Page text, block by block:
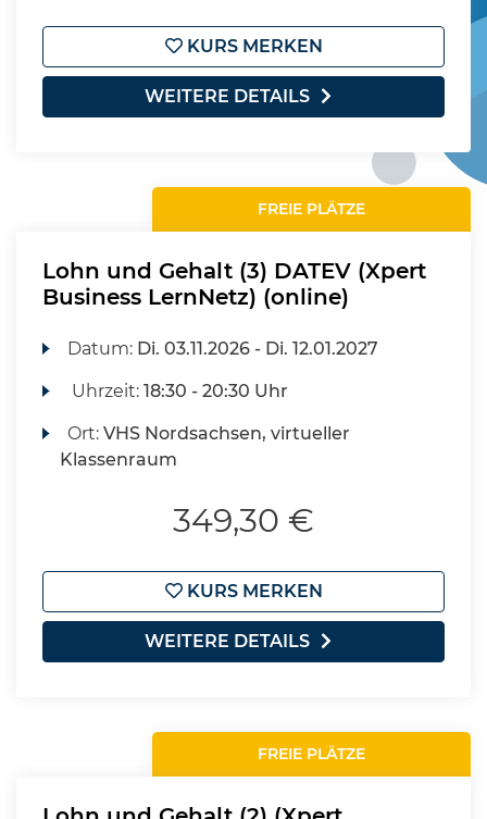
KURS MERKEN
WEITERE DETAILS
FREIE PLÄTZE
Lohn und Gehalt (3) DATEV (Xpert
Business LernNetz) (online)
Datum: Di. 03.11.2026 - Di. 12.01.2027
Uhrzeit:18:30 - 20:30 Uhr
Ort:VHS Nordsachsen, virtueller
Klassenraum
349,30 €
KURS MERKEN
WEITERE DETAILS
FREIE PLÄTZE